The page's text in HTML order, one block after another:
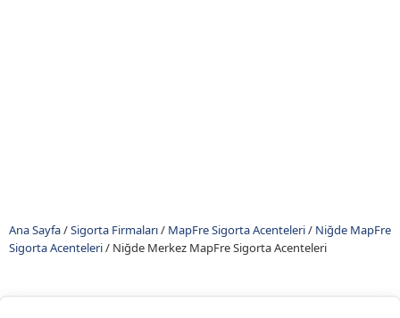
Ana Sayfa/Sigorta Firmaları/ MapFre Sigorta Acenteleri/ Niğde MapFre
Sigorta Acenteleri/ Niğde Merkez MapFre Sigorta Acenteleri